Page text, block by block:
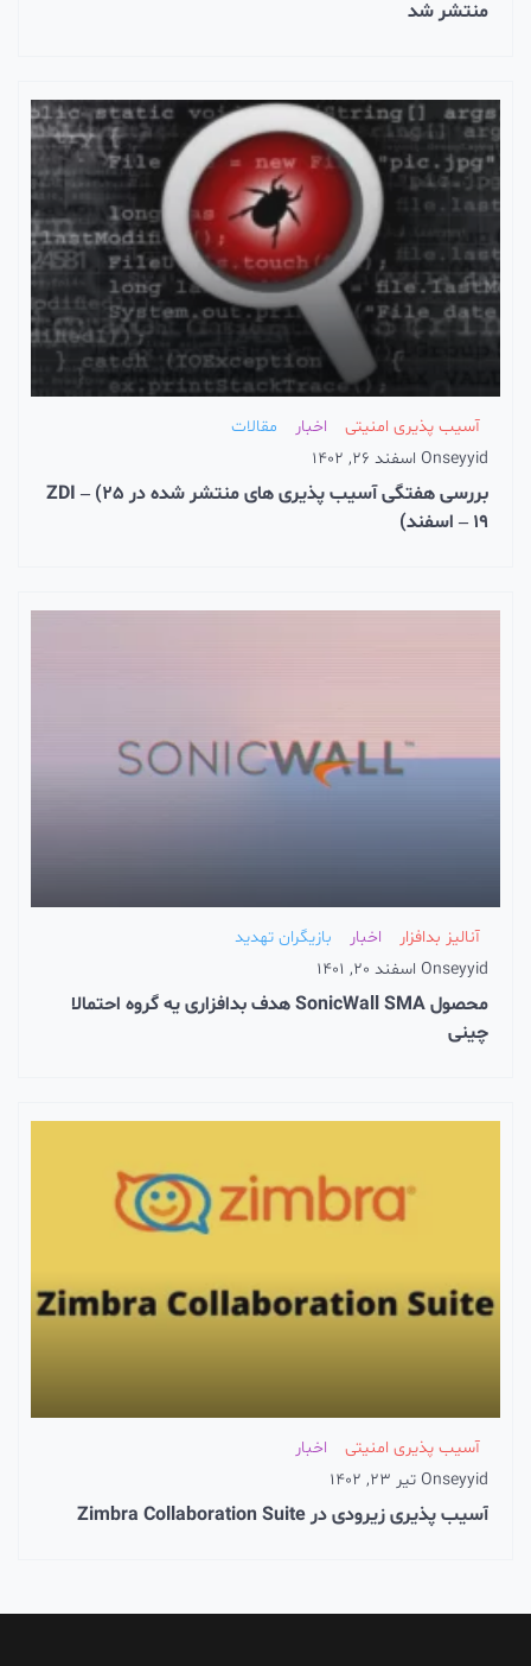
منتشر شد
آسیب پذیری امنیتی اخبار
مقالات
seyyid
On اسفند 26, 1402
بررسی هفتگی آسیب پذیری های منتشر شده در ZDI – (25
آنالیز بدافزار اخبار
بازیگران تهدید
seyyid
On اسفند 20, 1401
محصول SonicWall SMA هدف بدافزاری یه گروه احتمالا
چینی
آسیب پذیری امنیتی
اخبار
seyyid
On تیر 23, 1402
آسیب پذیری زیرودی در Zimbra Collaboration Suite